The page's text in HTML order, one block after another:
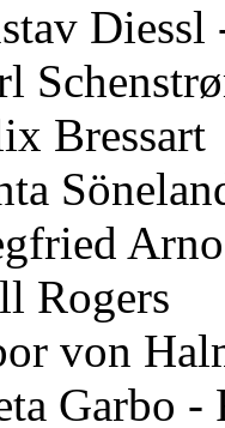
Bressart
Arno
Rogers
von
Garbo